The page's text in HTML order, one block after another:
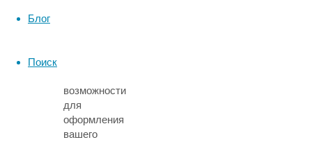
Блог
Поиск
возможности
для
оформления
вашего